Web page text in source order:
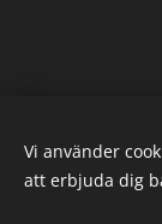
Vi använder
att erbjuda dig